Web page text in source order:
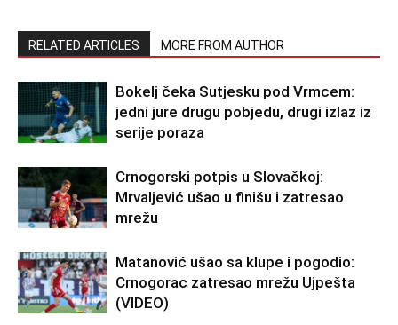
RELATED ARTICLES MORE FROM AUTHOR
Bokelj čeka Sutjesku pod Vrmcem:
jedni jure drugu pobjedu, drugi izlaz iz
serije poraza
Crnogorski potpis u Slovačkoj:
Mrvaljević ušao u finišu i zatresao
mrežu
Matanović ušao sa klupe i pogodio:
Crnogorac zatresao mrežu Ujpešta
(VIDEO)